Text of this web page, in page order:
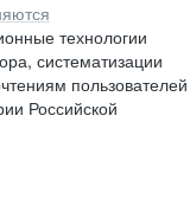
технологии
систематизации
пользователей
Российской